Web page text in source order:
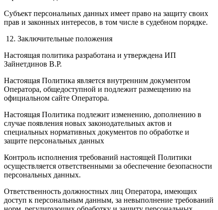
Субъект персональных данных имеет право на защиту своих
прав и законных интересов, в том числе в судебном порядке.
12. Заключительные положения
Настоящая политика разработана и утверждена ИП
Зайнетдинов В.Р.
Настоящая Политика является внутренним документом
Оператора, общедоступной и подлежит размещению на
официальном сайте Оператора.
Настоящая Политика подлежит изменению, дополнению в
случае появления новых законодательных актов и
специальных нормативных документов по обработке и
защите персональных данных
Контроль исполнения требований настоящей Политики
осуществляется ответственными за обеспечение безопасности
персональных данных.
Ответственность должностных лиц Оператора, имеющих
доступ к персональным данным, за невыполнение требований